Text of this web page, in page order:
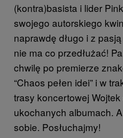
(kontra)basista i lider
swojego autorskiego
naprawdę długo i z
nie ma co przedłużać!
chwilę po premierze
“Chaos pełen idei” i w
trasy koncertowej
ukochanych albumach.
sobie. Posłuchajmy!